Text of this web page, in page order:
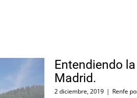
Entendiendo
Madrid.
2 diciembre, 2019 | Renfe